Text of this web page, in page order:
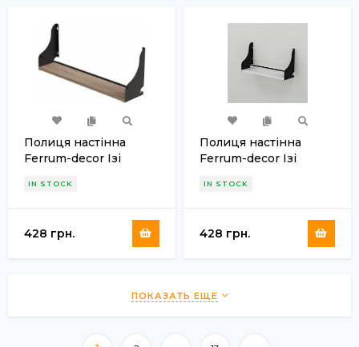
Полиця настінна
Ferrum-decor Ізі
Чорний ДСП Дуб Сан-
IN STOCK
428 грн.
Полиця настінна
Ferrum-decor Ізі
Чорний ДСП Біле 16
IN STOCK
428 грн.
ПОКАЗАТЬ ЕЩЕ